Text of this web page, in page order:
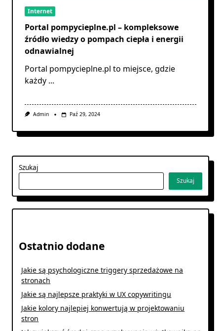
Internet
Portal pompycieplne.pl – kompleksowe
źródło wiedzy o pompach ciepła i energii
odnawialnej
Portal pompycieplne.pl to miejsce, gdzie
każdy ...
Admin Paź 29, 2024
Szukaj
Szukaj
Ostatnio dodane
Jakie są psychologiczne triggery sprzedażowe na
stronach
Jakie są najlepsze praktyki w UX copywritingu
Jakie kolory najlepiej konwertują w projektowaniu
stron